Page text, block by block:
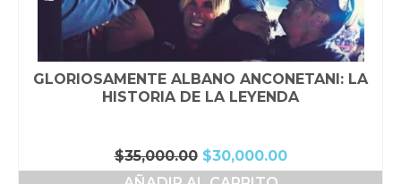
GLORIOSAMENTE ALBANO ANCONETANI: LA
HISTORIA DE LA LEYENDA
$35,000.00 El
precio
$30,000.00El
precio